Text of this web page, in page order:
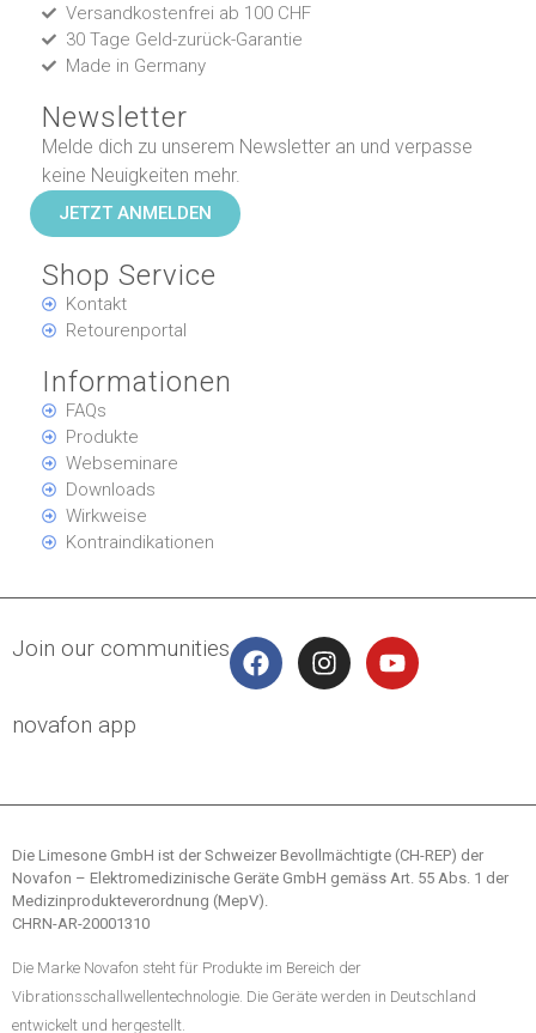
Versandkostenfrei ab 100 CHF
30 Tage Geld-zurück-Garantie
Made in Germany
Newsletter
Melde dich zu unserem Newsletter an und verpasse
keine Neuigkeiten mehr.
JETZT ANMELDEN
Shop Service
Kontakt
Retourenportal
Informationen
FAQs
Produkte
Webseminare
Downloads
Wirkweise
Kontraindikationen
Join our communities
novafon app
Die Limesone GmbH ist der Schweizer Bevollmächtigte (CH-REP) der
Novafon – Elektromedizinische Geräte GmbH gemäss Art. 55 Abs. 1 der
Medizinprodukteverordnung (MepV).
CHRN-AR-20001310
Die Marke Novafon steht für Produkte im Bereich der
Vibrationsschallwellentechnologie. Die Geräte werden in Deutschland
entwickelt und hergestellt.